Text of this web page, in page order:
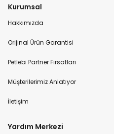
Kurumsal
Hakkımızda
Orijinal Ürün Garantisi
Petlebi Partner Fırsatları
Müşterilerimiz Anlatıyor
İletişim
Yardım Merkezi